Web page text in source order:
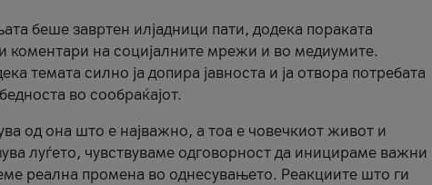
беше завртен илјадници пати, додека пораката
коментари на социјалните мрежи и во медиумите.
темата силно ја допира јавноста и ја отвора потребата
во сообраќајот.
од она што е најважно, а тоа е човечкиот живот и
луѓето, чувствуваме одговорност да иницираме важни
реална промена во однесувањето. Реакциите што ги